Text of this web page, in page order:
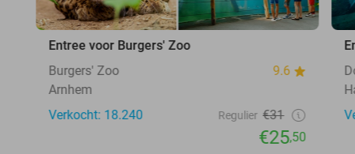
Entree voor Burgers' Zoo
Burgers' Zoo
9.6
Arnhem
Verkocht: 18.240
Regulier €31
€25,50